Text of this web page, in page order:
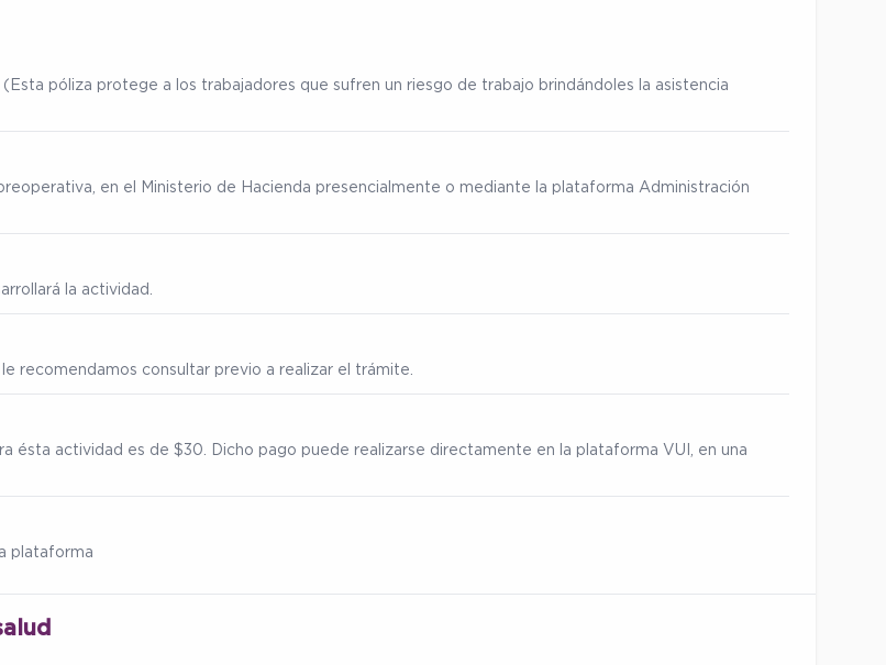
póliza protege a los trabajadores que sufren un riesgo de trabajo brindándoles la asistencia
en el Ministerio de Hacienda presencialmente o mediante la plataforma Administración
la actividad.
recomendamos consultar previo a realizar el trámite.
ésta actividad es de $30. Dicho pago puede realizarse directamente en la plataforma VUI, en una
plataforma